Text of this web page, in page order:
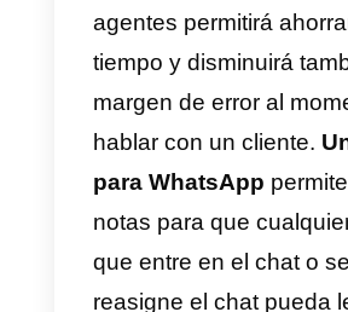
unsoftware que
WhatsApp en sus
ampliando las
ya tiene la
obtenerlo es con
WhatsApp .